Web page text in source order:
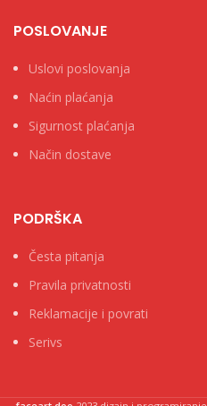
POSLOVANJE
Uslovi poslovanja
Naćin plaćanja
Sigurnost plaćanja
Način dostave
PODRŠKA
Česta pitanja
Pravila privatnosti
Reklamacije i povrati
Serivs